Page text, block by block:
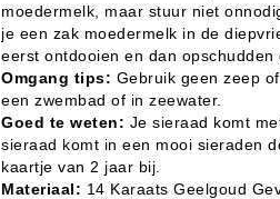
moedermelk, maar stuur niet
je een zak moedermelk in de
eerst ontdooien en dan opschudden
Omgang tips: Gebruik geen zeep
een zwembad of in zeewater.
Goed te weten: Je sieraad komt
sieraad komt in een mooi sieraden
kaartje van 2 jaar bij.
Materiaal: 14 Karaats Geelgoud